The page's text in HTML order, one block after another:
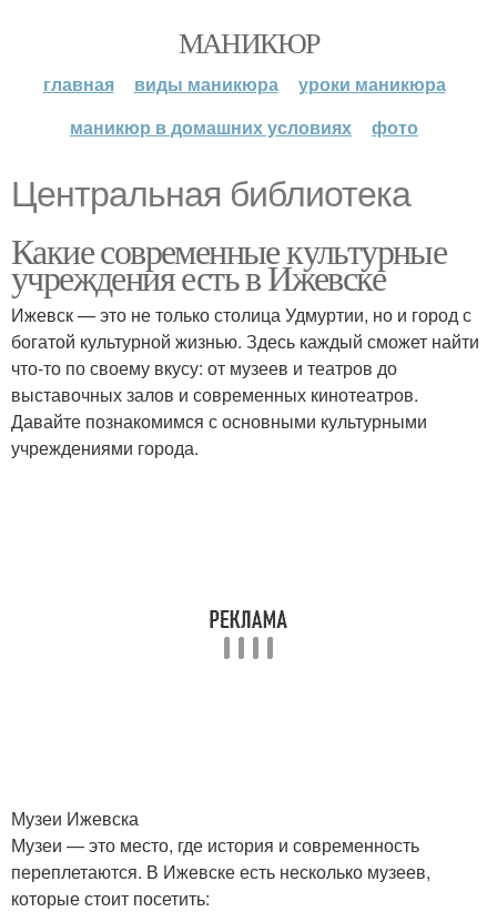
МАНИКЮР
главная виды маникюра
уроки маникюра
маникюр в домашних условиях
фото
Центральная библиотека
Какие современные культурные
учреждения есть в Ижевске
Ижевск — это не только столица Удмуртии, но и город с
богатой культурной жизнью. Здесь каждый сможет найти
что-то по своему вкусу: от музеев и театров до
выставочных залов и современных кинотеатров.
Давайте познакомимся с основными культурными
учреждениями города.
Музеи Ижевска
Музеи — это место, где история и современность
переплетаются. В Ижевске есть несколько музеев,
которые стоит посетить: